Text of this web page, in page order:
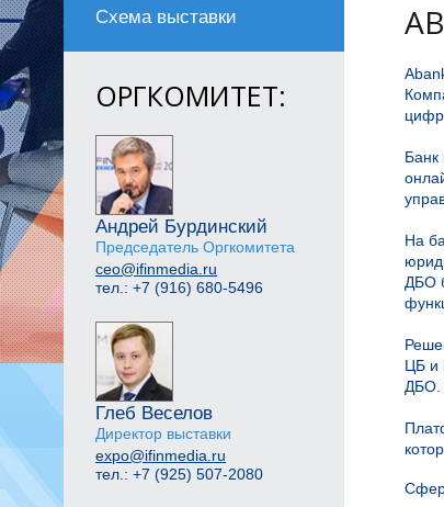
Схема выставки
ОРГКОМИТЕТ:
Андрей Бурдинский
Председатель Оргкомитета
ceo@ifinmedia.ru
тел.: +7 (916) 680-5496
Глеб Веселов
Директор выставки
expo@ifinmedia.ru
тел.: +7 (925) 507-2080
Банк
На
ДБО
ЦБ и
ДБО.